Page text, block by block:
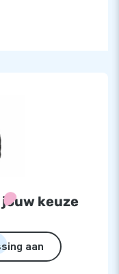
keuze
aan